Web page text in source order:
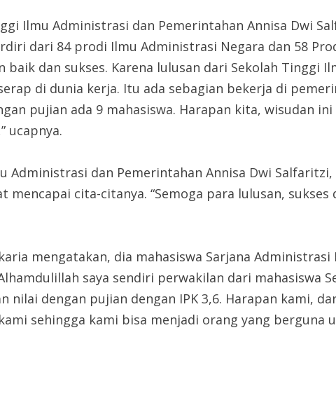
Ilmu Administrasi dan Pemerintahan Annisa Dwi
dari 84 prodi Ilmu Administrasi Negara dan 58
dan sukses. Karena lulusan dari Sekolah Tinggi
di dunia kerja. Itu ada sebagian bekerja di
pujian ada 9 mahasiswa. Harapan kita, wisudan
ucapnya.
Administrasi dan Pemerintahan Annisa Dwi
mencapai cita-citanya. “Semoga para lulusan,
mengatakan, dia mahasiswa Sarjana
saya sendiri perwakilan dari mahasiswa
nilai dengan pujian dengan IPK 3,6. Harapan kami,
sehingga kami bisa menjadi orang yang berguna